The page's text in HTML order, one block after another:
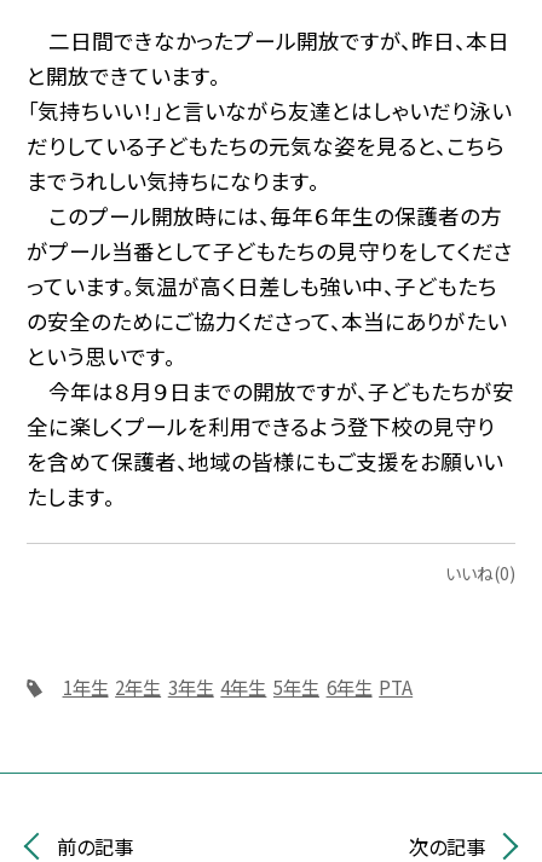
二日間できなかったプール開放ですが、昨日、本日
と開放できています。
「気持ちいい！」と言いながら友達とはしゃいだり泳い
だりしている子どもたちの元気な姿を見ると、こちら
までうれしい気持ちになります。
このプール開放時には、毎年６年生の保護者の方
がプール当番として子どもたちの見守りをしてくださ
っています。気温が高く日差しも強い中、子どもたち
の安全のためにご協力くださって、本当にありがたい
という思いです。
今年は８月９日までの開放ですが、子どもたちが安
全に楽しくプールを利用できるよう登下校の見守り
を含めて保護者、地域の皆様にもご支援をお願いい
たします。
いいね(0)
1年生 2年生 3年生 4年生 5年生 6年生 PTA
前の記事 次の記事